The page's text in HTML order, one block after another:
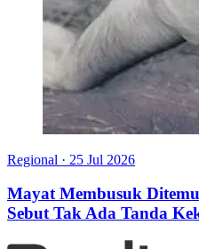
Regional · 25 Jul 2026
Mayat Membusuk
Sebut Tak Ada Tanda